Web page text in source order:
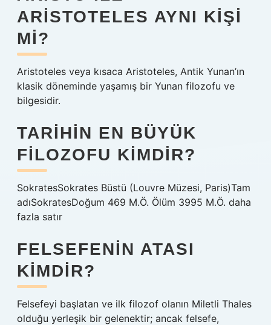
ARISTOTELES AYNI KIŞI
MI?
Aristoteles veya kısaca Aristoteles, Antik Yunan’ın
klasik döneminde yaşamış bir Yunan filozofu ve
bilgesidir.
TARIHIN EN BÜYÜK
FILOZOFU KIMDIR?
SokratesSokrates Büstü (Louvre Müzesi, Paris)Tam
adıSokratesDoğum 469 M.Ö. Ölüm 3995 M.Ö. daha
fazla satır
FELSEFENIN ATASI
KIMDIR?
Felsefeyi başlatan ve ilk filozof olanın Miletli Thales
olduğu yerleşik bir gelenektir; ancak felsefe,